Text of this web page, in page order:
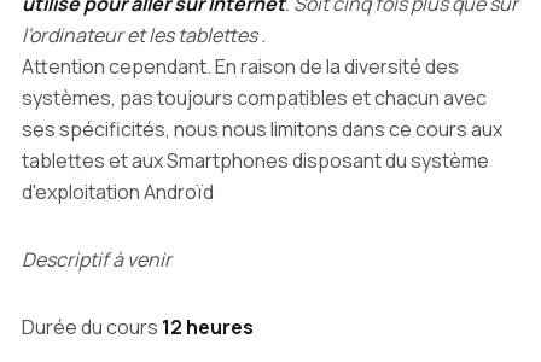
l'ordinateuret les tablettes .
Attention cependant. En raison de la diversité des
systèmes, pas toujours compatibles et chacun avec
ses spécificités, nous nous limitons dans ce cours aux
tablettes et aux Smartphones disposant du système
d'exploitation Androïd
Descriptif à venir
Durée du cours 12 heures